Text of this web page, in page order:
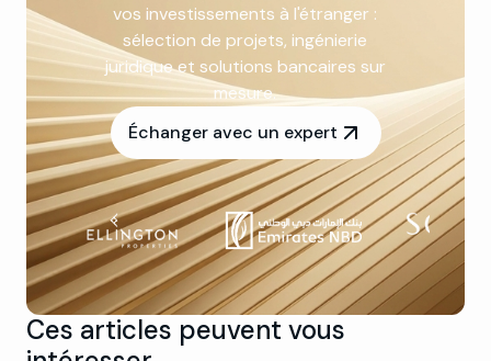
vos investissements à l'étranger :
sélection de projets, ingénierie
juridique et solutions bancaires sur
mesure.
Échanger avec un expert
Ces articles peuvent vous